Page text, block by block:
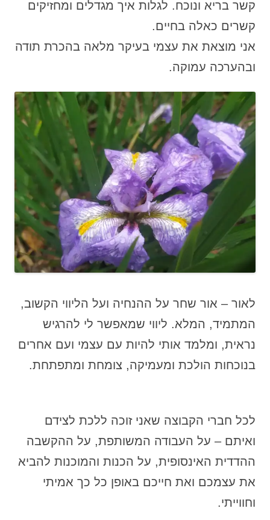
קשר בריא ונוכח. לגלות איך מגדלים ומחזיקים
קשרים כאלה בחיים.
אני מוצאת את עצמי בעיקר מלאה בהכרת תודה
ובהערכה עמוקה.
לאור – אור שחר על ההנחיה ועל הליווי הקשוב,
המתמיד, המלא. ליווי שמאפשר לי להרגיש
נראית, ומלמד אותי להיות עם עצמי ועם אחרים
בנוכחות הולכת ומעמיקה, צומחת ומתפתחת.
לכל חברי הקבוצה שאני זוכה ללכת לצידם
ואיתם – על העבודה המשותפת, על ההקשבה
ההדדית האינסופית, על הכנות והמוכנות להביא
את עצמכם ואת חייכם באופן כל כך אמיתי
וחווייתי.